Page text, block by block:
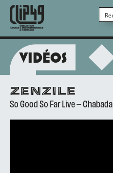
VIDÉOS
ZENZILE
So Good So Far Live – Chabada